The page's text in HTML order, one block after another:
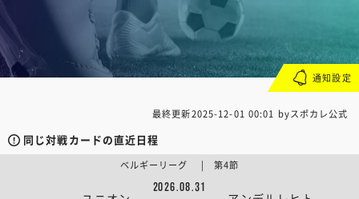
最終更新2025-12-01 00:01 byスポカレ公式
同じ対戦カードの直近日程
2026.08.31
ベルギーリーグ | 第4節
通知設定